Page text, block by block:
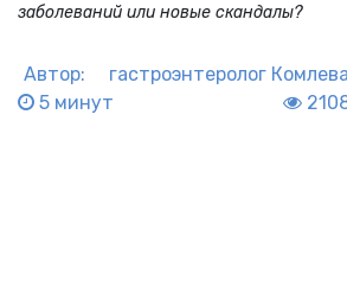
заболеваний или новые скандалы?
Автор: гастроэнтеролог
5 минут